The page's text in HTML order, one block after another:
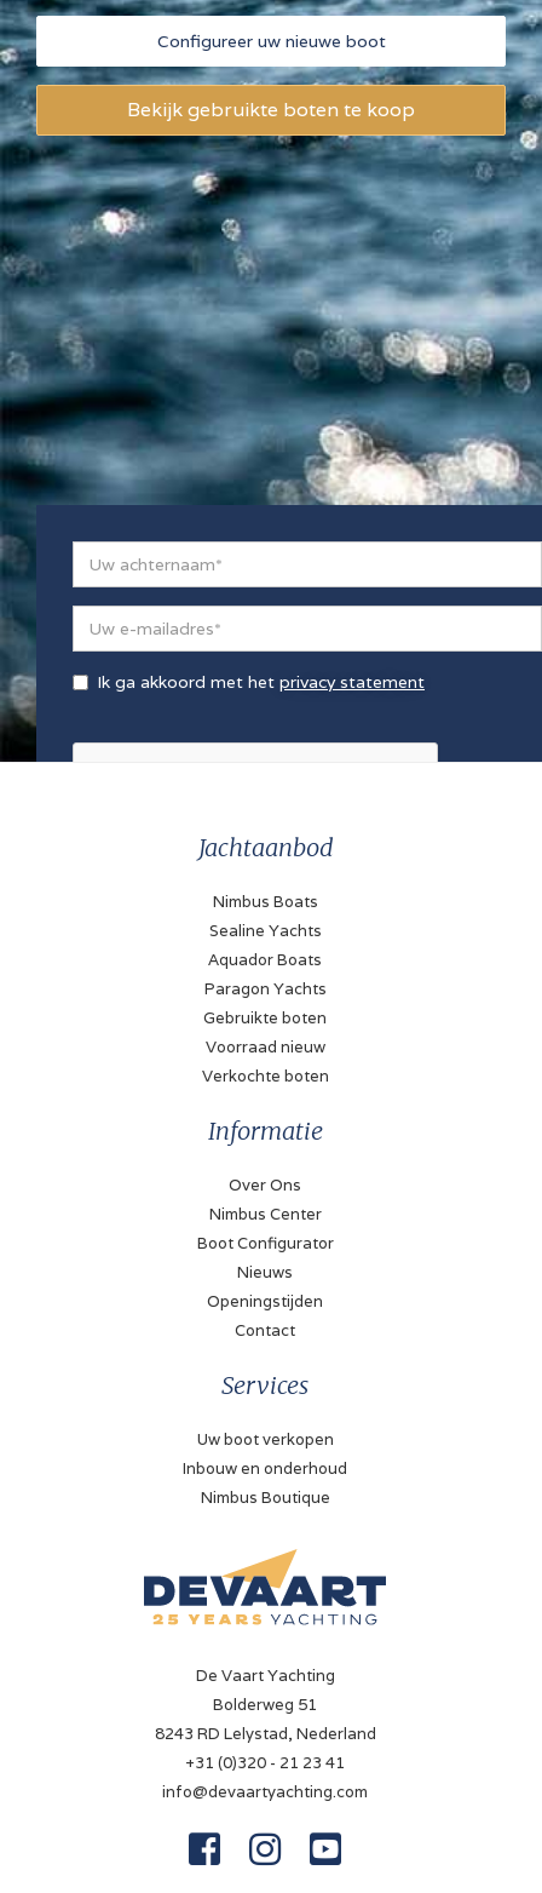
Configureer uw nieuwe boot
Bekijk gebruikte boten te koop
Ik ga akkoord met het privacy statement
Jachtaanbod
Nimbus Boats
Sealine Yachts
Aquador Boats
Paragon Yachts
Gebruikte boten
Voorraad nieuw
Verkochte boten
Informatie
Over Ons
Nimbus Center
Boot Configurator
Nieuws
Openingstijden
Contact
Services
Uw boot verkopen
Inbouw en onderhoud
Nimbus Boutique
De Vaart Yachting
Bolderweg 51
8243 RD Lelystad, Nederland
+31 (0)320 - 21 23 41
info@devaartyachting.com
  